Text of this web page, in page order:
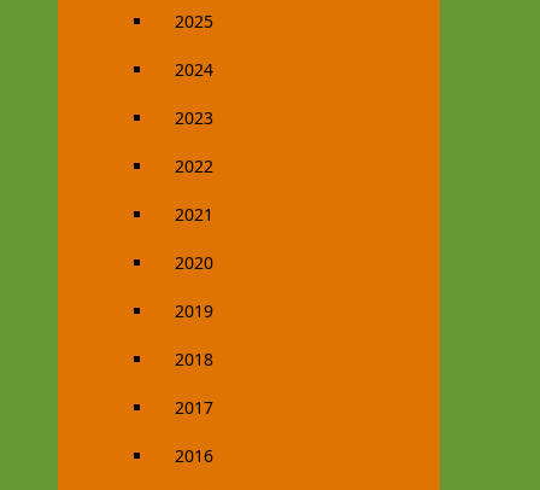
2025
2024
2023
2022
2021
2020
2019
2018
2017
2016